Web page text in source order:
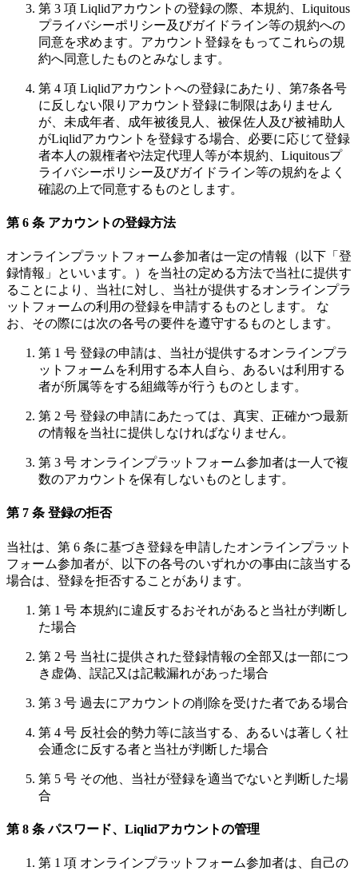
第 3 項 Liqlidアカウントの登録の際、本規約、Liquitous
プライバシーポリシー及びガイドライン等の規約への
同意を求めます。アカウント登録をもってこれらの規
約へ同意したものとみなします。
第 4 項 Liqlidアカウントへの登録にあたり、第7条各号
に反しない限りアカウント登録に制限はありません
が、未成年者、成年被後見人、被保佐人及び被補助人
がLiqlidアカウントを登録する場合、必要に応じて登録
者本人の親権者や法定代理人等が本規約、Liquitousプ
ライバシーポリシー及びガイドライン等の規約をよく
確認の上で同意するものとします。
第 6 条 アカウントの登録方法
オンラインプラットフォーム参加者は一定の情報（以下「登
録情報」といいます。）を当社の定める方法で当社に提供す
ることにより、当社に対し、当社が提供するオンラインプラ
ットフォームの利用の登録を申請するものとします。 な
お、その際には次の各号の要件を遵守するものとします。
第 1 号 登録の申請は、当社が提供するオンラインプラ
ットフォームを利用する本人自ら、あるいは利用する
者が所属等をする組織等が行うものとします。
第 2 号 登録の申請にあたっては、真実、正確かつ最新
の情報を当社に提供しなければなりません。
第 3 号 オンラインプラットフォーム参加者は一人で複
数のアカウントを保有しないものとします。
第 7 条 登録の拒否
当社は、第 6 条に基づき登録を申請したオンラインプラット
フォーム参加者が、以下の各号のいずれかの事由に該当する
場合は、登録を拒否することがあります。
第 1 号 本規約に違反するおそれがあると当社が判断し
た場合
第 2 号 当社に提供された登録情報の全部又は一部につ
き虚偽、誤記又は記載漏れがあった場合
第 3 号 過去にアカウントの削除を受けた者である場合
第 4 号 反社会的勢力等に該当する、あるいは著しく社
会通念に反する者と当社が判断した場合
第 5 号 その他、当社が登録を適当でないと判断した場
合
第 8 条 パスワード、Liqlidアカウントの管理
第 1 項 オンラインプラットフォーム参加者は、自己の